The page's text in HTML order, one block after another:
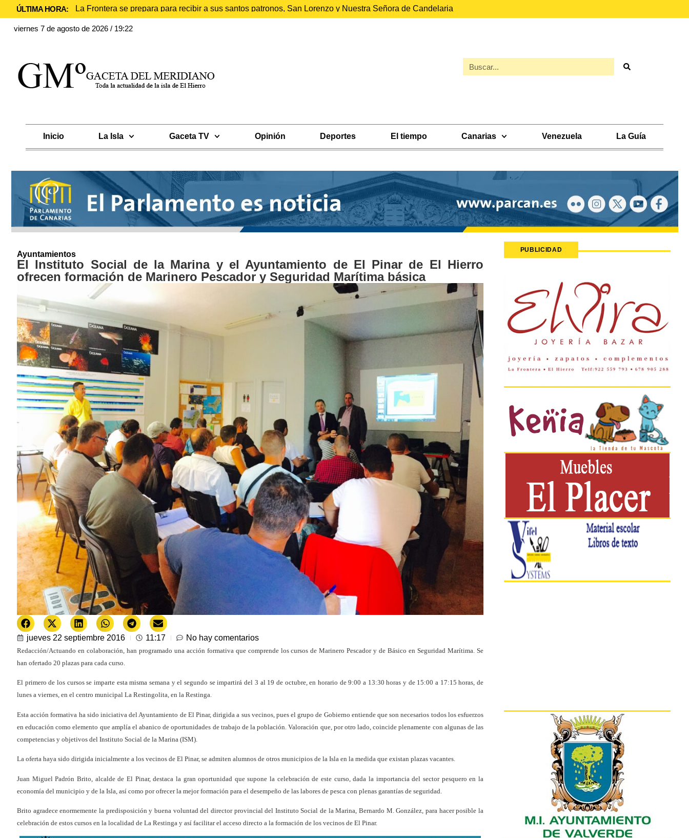
ÚLTIMA HORA: La Frontera se prepara para recibir a sus santos patronos, San Lorenzo y Nuestra Señora de Candelaria
viernes 7 de agosto de 2026 / 19:22
Inicio La Isla Gaceta TV Opinión Deportes El tiempo Canarias Venezuela La Guía
Ayuntamientos
El Instituto Social de la Marina y el Ayuntamiento de El Pinar de El Hierro
ofrecen formación de Marinero Pescador y Seguridad Marítima básica
jueves 22 septiembre 2016 11:17 No hay comentarios
Redacción/Actuando en colaboración, han programado una acción formativa que comprende los cursos de Marinero Pescador y de Básico en Seguridad Marítima. Se
han ofertado 20 plazas para cada curso.
El primero de los cursos se imparte esta misma semana y el segundo se impartirá del 3 al 19 de octubre, en horario de 9:00 a 13:30 horas y de 15:00 a 17:15 horas, de
lunes a viernes, en el centro municipal La Restingolita, en la Restinga.
Esta acción formativa ha sido iniciativa del Ayuntamiento de El Pinar, dirigida a sus vecinos, pues el grupo de Gobierno entiende que son necesarios todos los esfuerzos
en educación como elemento que amplía el abanico de oportunidades de trabajo de la población. Valoración que, por otro lado, coincide plenamente con algunas de las
competencias y objetivos del Instituto Social de la Marina (ISM).
La oferta haya sido dirigida inicialmente a los vecinos de El Pinar, se admiten alumnos de otros municipios de la Isla en la medida que existan plazas vacantes.
Juan Miguel Padrón Brito, alcalde de El Pinar, destaca la gran oportunidad que supone la celebración de este curso, dada la importancia del sector pesquero en la
economía del municipio y de la Isla, así como por ofrecer la mejor formación para el desempeño de las labores de pesca con plenas garantías de seguridad.
Brito agradece enormemente la predisposición y buena voluntad del director provincial del Instituto Social de la Marina, Bernardo M. González, para hacer posible la
celebración de estos cursos en la localidad de La Restinga y así facilitar el acceso directo a la formación de los vecinos de El Pinar.
PUBLICIDAD